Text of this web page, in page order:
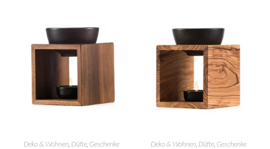
Deko & Wohnen, Düfte, Geschenke Deko & Wohnen, Düfte, Geschenke